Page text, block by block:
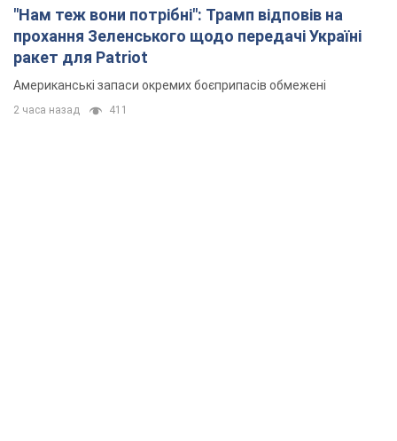
"Нам теж вони потрібні": Трамп відповів на
прохання Зеленського щодо передачі Україні
ракет для Patriot
Американські запаси окремих боєприпасів обмежені
2 часа назад 411